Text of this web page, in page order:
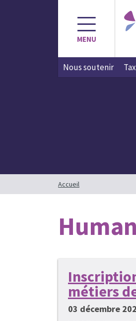
MENU
Nous soutenir
Accueil
métiers
03 décembre